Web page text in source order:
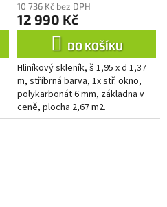
10 736 Kč bez DPH
12 990 Kč
DO KOŠÍKU
Hliníkový skleník, š 1,95 x d 1,37
m, stříbrná barva, 1x stř. okno,
polykarbonát 6 mm, základna v
ceně, plocha 2,67 m2.